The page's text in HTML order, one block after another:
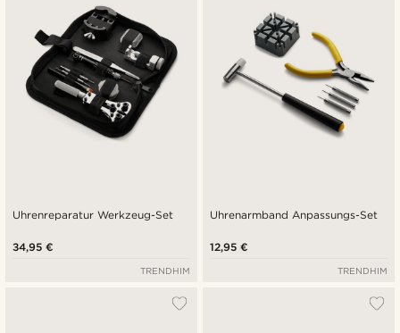
Uhrenreparatur Werkzeug-Set
34,95 €
TRENDHIM
Uhrenarmband Anpassungs-Set
12,95 €
TRENDHIM